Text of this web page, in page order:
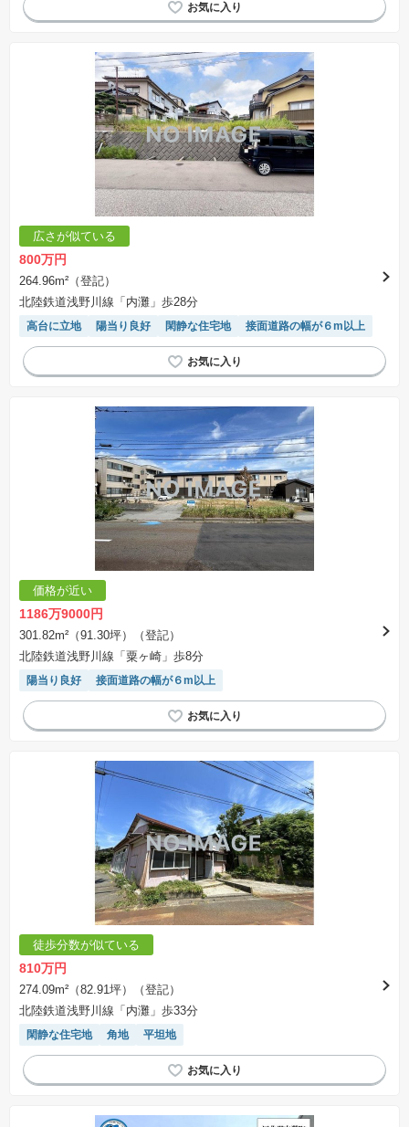
広さが似ている
800万円
264.96m²（登記）
北陸鉄道浅野川線「内灘」歩28分
高台に立地 陽当り良好 閑静な住宅地 接面道路の幅が６m以上
価格が近い
1186万9000円
301.82m²（91.30坪）（登記）
北陸鉄道浅野川線「粟ヶ崎」歩8分
陽当り良好 接面道路の幅が６m以上
徒歩分数が似ている
810万円
274.09m²（82.91坪）（登記）
北陸鉄道浅野川線「内灘」歩33分
閑静な住宅地 角地 平坦地